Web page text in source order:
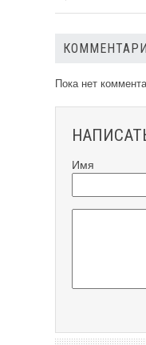
Пока нет
Имя